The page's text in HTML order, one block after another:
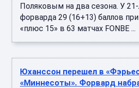
Поляковым на два сезона. У 21-
форварда 29 (16+13) баллов
«плюс 15» в 63 матчах FONBE ...
Юханссон перешел в
«Миннесоты». Форвард